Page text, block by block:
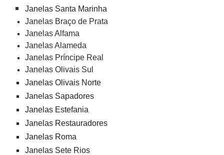
Janelas Santa Marinha
Janelas Braço de Prata
Janelas Alfama
Janelas Alameda
Janelas Príncipe Real
Janelas Olivais Sul
Janelas Olivais Norte
Janelas Sapadores
Janelas Estefania
Janelas Restauradores
Janelas Roma
Janelas Sete Rios